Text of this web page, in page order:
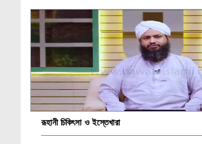
রূহানী চিকিৎসা ও ইস্তেখারা